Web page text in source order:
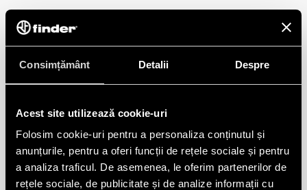
Consimțământ Detalii Despre
Acest site utilizează cookie-uri
Folosim cookie-uri pentru a personaliza conținutul și
anunțurile, pentru a oferi funcții de rețele sociale și pentru
a analiza traficul. De asemenea, le oferim partenerilor de
rețele sociale, de publicitate și de analize informații cu